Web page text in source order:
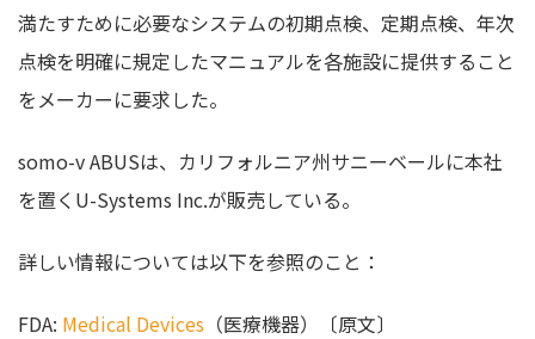
満たすために必要なシステムの初期点検、定期点検、年次
点検を明確に規定したマニュアルを各施設に提供すること
をメーカーに要求した。
somo-v ABUSは、カリフォルニア州サニーベールに本社
を置くU-Systems Inc.が販売している。
詳しい情報については以下を参照のこと：
FDA: Medical Devices （医療機器）〔原文〕